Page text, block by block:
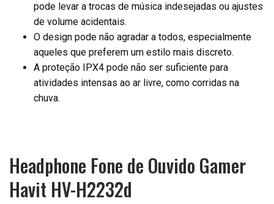
pode levar a trocas de música indesejadas ou ajustes
de volume acidentais.
O design pode não agradar a todos, especialmente
aqueles que preferem um estilo mais discreto.
A proteção IPX4 pode não ser suficiente para
atividades intensas ao ar livre, como corridas na
chuva.
Headphone Fone de Ouvido Gamer
Havit HV-H2232d